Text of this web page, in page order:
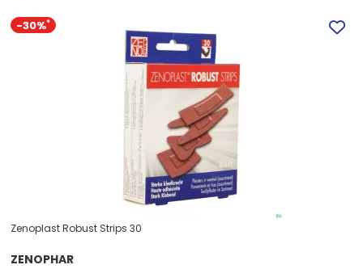
-30%*
Zenoplast Robust Strips 30
ZENOPHAR